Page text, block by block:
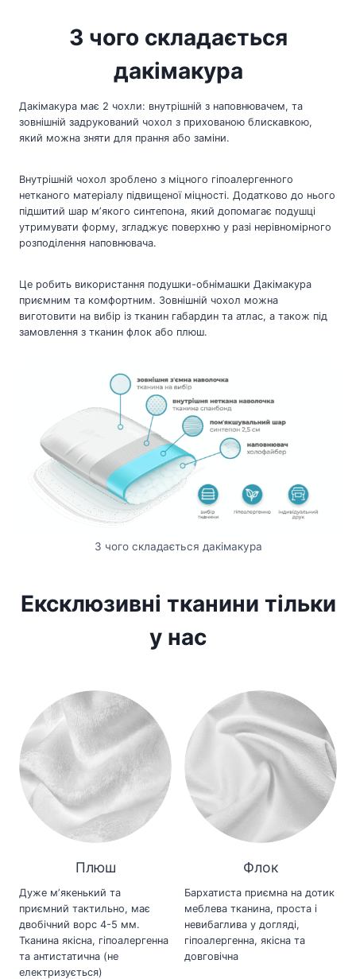
З чого складається
дакімакура
Дакімакура має 2 чохли: внутрішній з наповнювачем, та
зовнішній задрукований чохол з прихованою блискавкою,
який можна зняти для прання або заміни.
Внутрішній чохол зроблено з міцного гіпоалергенного
нетканого матеріалу підвищеної міцності. Додатково до нього
підшитий шар мʼякого синтепона, який допомагає подушці
утримувати форму, згладжує поверхню у разі нерівномірного
розподілення наповнювача.
Це робить використання подушки-обнімашки Дакімакура
приємним та комфортним. Зовнішній чохол можна
виготовити на вибір із тканин габардин та атлас, а також під
замовлення з тканин флок або плюш.
З чого складається дакімакура
Ексклюзивні тканини тільки
у нас
Плюш
Дуже мʼякенький та
приємний тактильно, має
двобічний ворс 4-5 мм.
Тканина якісна, гіпоалергенна
та антистатична (не
електризується)
Флок
Бархатиста приємна на дотик
меблева тканина, проста і
невибаглива у догляді,
гіпоалергенна, якісна та
довговічна